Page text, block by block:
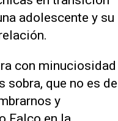
adolescente y su
con minuciosidad
sobra, que no es de
y